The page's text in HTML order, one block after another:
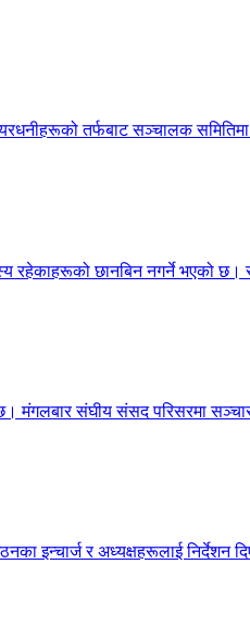
तर्फबाट सञ्चालक समितिमा
रहेकाहरूको छानबिन नगर्ने भएको
मंगलबार संघीय संसद परिसरमा
र अध्यक्षहरूलाई निर्देशन